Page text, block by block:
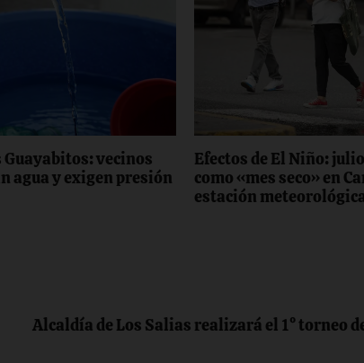
vecinos
agua y exigen presión
Efectos de El Niño:
como «mes seco» en
estación meteorológica
Alcaldía de Los Salias realizará el 1° torneo